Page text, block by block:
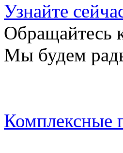
Узнайте
Обращайтесь
Мы будем
Комплексные